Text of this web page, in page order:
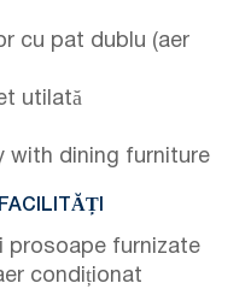
cu pat dublu (aer
utilată
with dining furniture
prosoape furnizate
condiționat